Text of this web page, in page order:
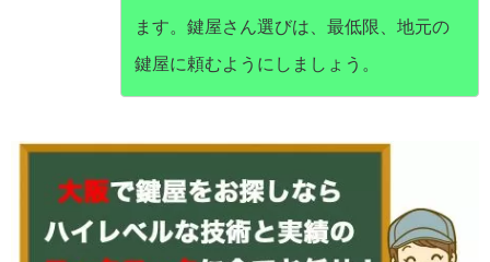
ます。鍵屋さん選びは、最低限、地元の
鍵屋に頼むようにしましょう。